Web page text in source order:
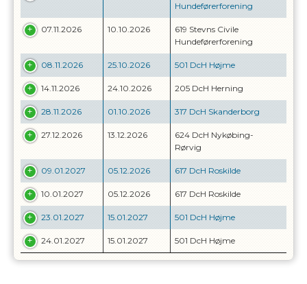
Hundeførerforening
07.11.2026 10.10.2026
619 Stevns Civile
Hundeførerforening
08.11.2026 25.10.2026 501 DcH Højme
14.11.2026 24.10.2026 205 DcH Herning
28.11.2026 01.10.2026 317 DcH Skanderborg
27.12.2026 13.12.2026
624 DcH Nykøbing-
Rørvig
09.01.2027 05.12.2026 617 DcH Roskilde
10.01.2027 05.12.2026 617 DcH Roskilde
23.01.2027 15.01.2027 501 DcH Højme
24.01.2027 15.01.2027 501 DcH Højme